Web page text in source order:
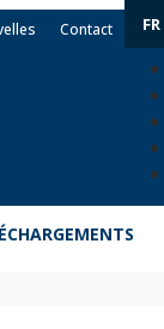
Contact FR